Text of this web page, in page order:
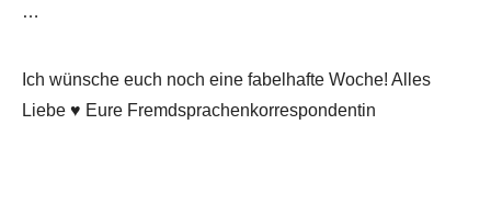
…
Ich wünsche euch noch eine fabelhafte Woche! Alles
Liebe ♥ Eure Fremdsprachenkorrespondentin